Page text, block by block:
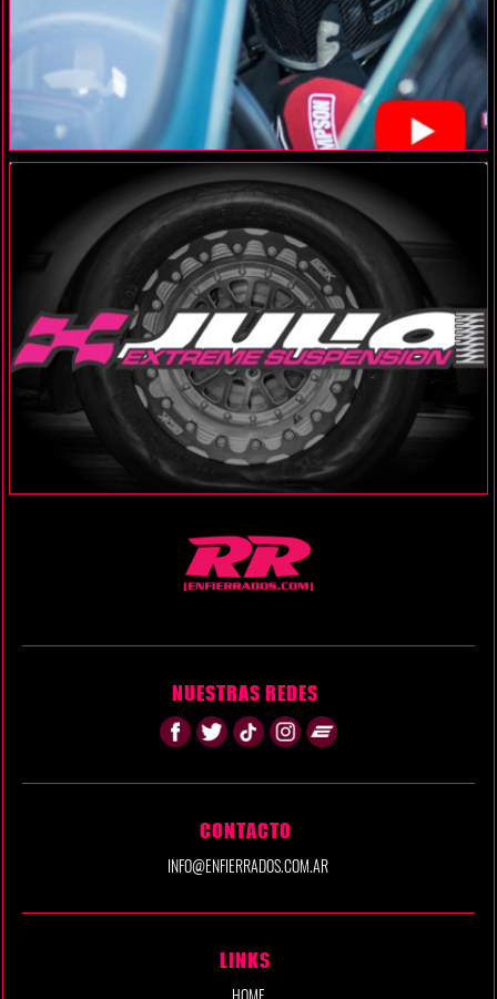
NUESTRAS REDES
CONTACTO
INFO@ENFIERRADOS.COM.AR
LINKS